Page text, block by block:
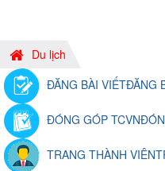
Du lịch
ĐĂNG BÀI VIẾTĐĂNG
ĐÓNG GÓP TCVN
TRANG THÀNH VIÊN